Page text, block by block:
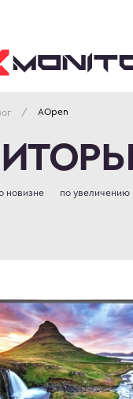
/ AOpen
новизне по увеличению